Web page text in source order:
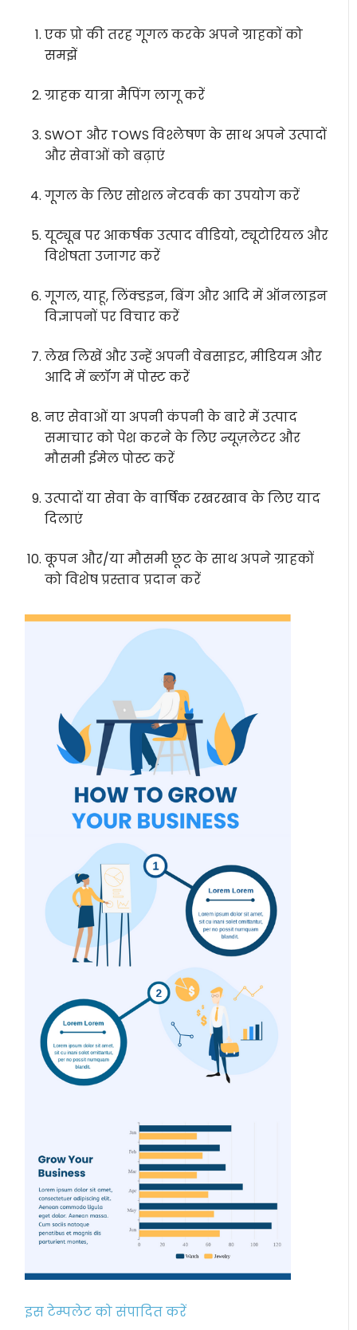
एक प्रो की तरह गूगल करके अपने ग्राहकों को
समझें
ग्राहक यात्रा मैपिंग लागू करें
SWOT और TOWS विश्लेषण के साथ अपने उत्पादों
और सेवाओं को बढ़ाएं
गूगल के लिए सोशल नेटवर्क का उपयोग करें
यूट्यूब पर आकर्षक उत्पाद वीडियो, ट्यूटोरियल और
विशेषता उजागर करें
गूगल, याहू, लिंक्डइन, बिंग और आदि में ऑनलाइन
विज्ञापनों पर विचार करें
लेख लिखें और उन्हें अपनी वेबसाइट, मीडियम और
आदि में ब्लॉग में पोस्ट करें
नए सेवाओं या अपनी कंपनी के बारे में उत्पाद
समाचार को पेश करने के लिए न्यूज़लेटर और
मौसमी ईमेल पोस्ट करें
उत्पादों या सेवा के वार्षिक रखरखाव के लिए याद
दिलाएं
कूपन और/या मौसमी छूट के साथ अपने ग्राहकों
को विशेष प्रस्ताव प्रदान करें
इस टेम्पलेट को संपादित करें